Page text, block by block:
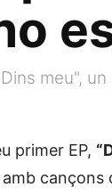
meu",
primer EP,
cançons